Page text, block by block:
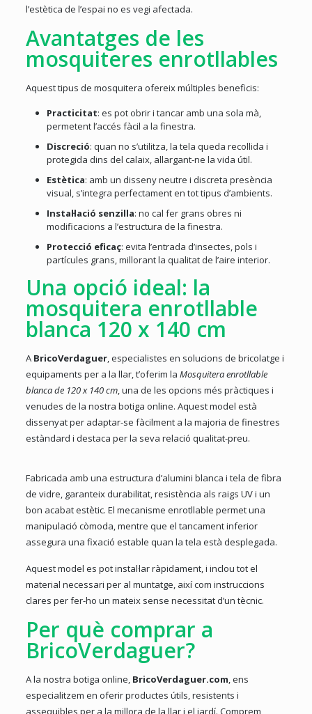
l’estètica de l’espai no es vegi afectada.
Avantatges de les
mosquiteres enrotllables
Aquest tipus de mosquitera ofereix múltiples beneficis:
Practicitat: es pot obrir i tancar amb una sola mà,
permetent l’accés fàcil a la finestra.
Discreció: quan no s’utilitza, la tela queda recollida i
protegida dins del calaix, allargant-ne la vida útil.
Estètica: amb un disseny neutre i discreta presència
visual, s’integra perfectament en tot tipus d’ambients.
Instal·lació senzilla: no cal fer grans obres ni
modificacions a l’estructura de la finestra.
Protecció eficaç: evita l’entrada d’insectes, pols i
partícules grans, millorant la qualitat de l’aire interior.
Una opció ideal: la
mosquitera enrotllable
blanca 120 x 140 cm
A BricoVerdaguer, especialistes en solucions de bricolatge i
equipaments per a la llar, t’oferim la Mosquitera enrotllable
blanca de 120 x 140 cm, una de les opcions més pràctiques i
venudes de la nostra botiga online. Aquest model està
dissenyat per adaptar-se fàcilment a la majoria de finestres
estàndard i destaca per la seva relació qualitat-preu.
Fabricada amb una estructura d’alumini blanca i tela de fibra
de vidre, garanteix durabilitat, resistència als raigs UV i un
bon acabat estètic. El mecanisme enrotllable permet una
manipulació còmoda, mentre que el tancament inferior
assegura una fixació estable quan la tela està desplegada.
Aquest model es pot instal·lar ràpidament, i inclou tot el
material necessari per al muntatge, així com instruccions
clares per fer-ho un mateix sense necessitat d’un tècnic.
Per què comprar a
BricoVerdaguer?
A la nostra botiga online, BricoVerdaguer.com, ens
especialitzem en oferir productes útils, resistents i
assequibles per a la millora de la llar i el jardí. Comprem